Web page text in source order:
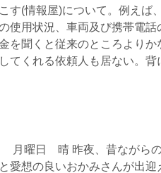
す(情報屋)について。例えば
使用状況、車両及び携帯電
を聞くと従来のところより
てくれる依頼人も居ない。背
曜日 晴 昨夜、昔ながらの
愛想の良いおかみさんが出迎